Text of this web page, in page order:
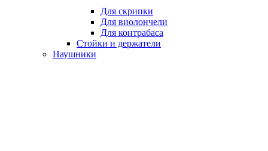
Для скрипки
Для виолончели
Для контрабаса
Стойки и держатели
Наушники